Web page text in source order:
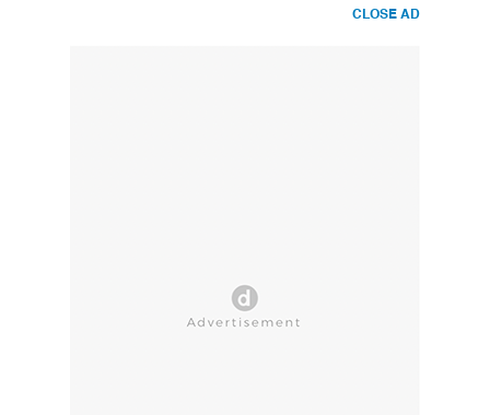
CLOSE AD